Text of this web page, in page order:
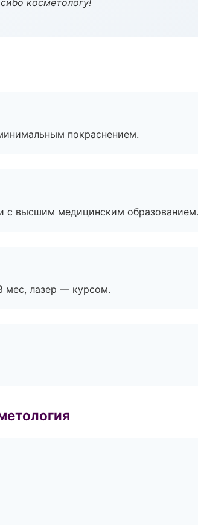
косметологу!
покраснением.
с высшим медицинским образованием.
мес, лазер — курсом.